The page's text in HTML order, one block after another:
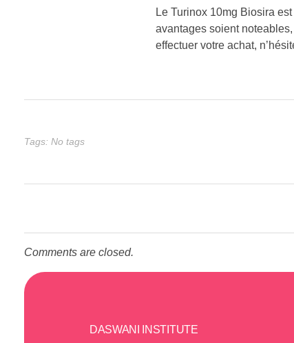
Le Turinox 10mg Biosira
avantages soient
effectuer votre achat,
Tags: No tags
Comments are closed.
DASWANI INSTITUTE